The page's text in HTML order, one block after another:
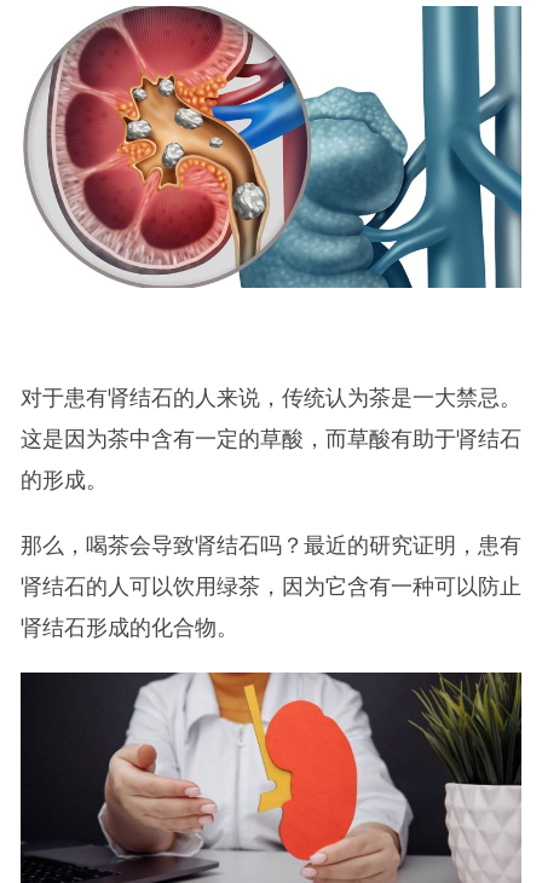
对于患有肾结石的人来说，传统认为茶是一大禁忌。
这是因为茶中含有一定的草酸，而草酸有助于肾结石
的形成。
那么，喝茶会导致肾结石吗？最近的研究证明，患有
肾结石的人可以饮用绿茶，因为它含有一种可以防止
肾结石形成的化合物。